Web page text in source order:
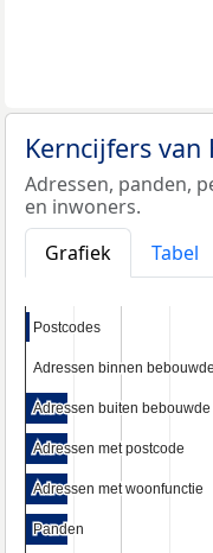
Kerncijfers van
Adressen, panden,
en inwoners.
Grafiek
Tabel
Postcodes
Postcodes
Adressen binnen
Adressen binnen
Adressen buiten bebouwde
Adressen buiten bebouwde
Adressen met postcode
Adressen met postcode
Adressen met woonfunctie
Adressen met woonfunctie
Panden
Panden